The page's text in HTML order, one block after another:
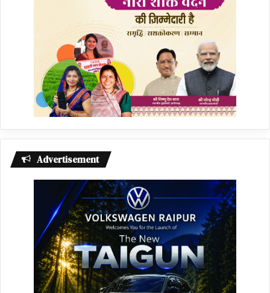
Advertisement